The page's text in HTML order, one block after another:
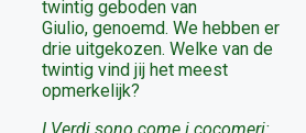
twintig geboden van
Giulio, genoemd. We hebben er
drie uitgekozen. Welke van de
twintig vind jij het meest
opmerkelijk?